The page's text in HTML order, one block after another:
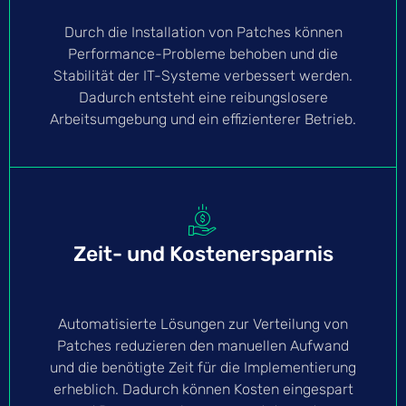
Durch die Installation von Patches können
Performance-Probleme behoben und die
Stabilität der IT-Systeme verbessert werden.
Dadurch entsteht eine reibungslosere
Arbeitsumgebung und ein effizienterer Betrieb.
Zeit- und Kostenersparnis
Automatisierte Lösungen zur Verteilung von
Patches reduzieren den manuellen Aufwand
und die benötigte Zeit für die Implementierung
erheblich. Dadurch können Kosten eingespart